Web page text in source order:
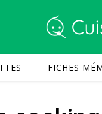
FICHES